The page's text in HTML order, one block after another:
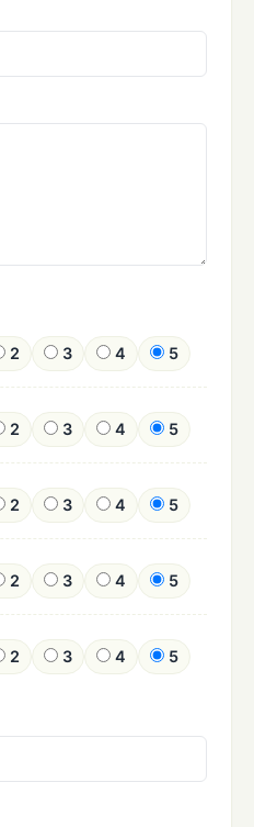
2 3 4 5
2 3 4 5
2 3 4 5
2 3 4 5
2 3 4 5